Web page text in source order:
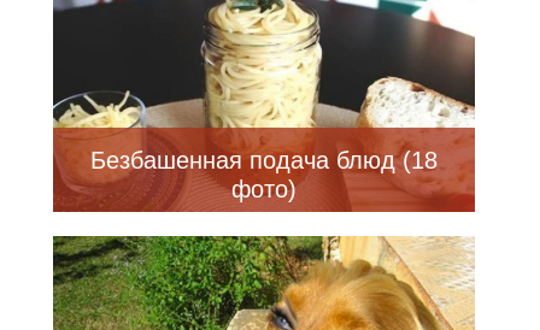
Безбашенная подача блюд (18
фото)